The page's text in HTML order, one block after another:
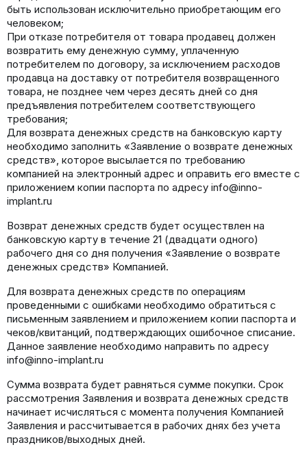
быть использован исключительно приобретающим его
человеком;
При отказе потребителя от товара продавец должен
возвратить ему денежную сумму, уплаченную
потребителем по договору, за исключением расходов
продавца на доставку от потребителя возвращенного
товара, не позднее чем через десять дней со дня
предъявления потребителем соответствующего
требования;
Для возврата денежных средств на банковскую карту
необходимо заполнить «Заявление о возврате денежных
средств», которое высылается по требованию
компанией на электронный адрес и оправить его вместе с
приложением копии паспорта по адресу info@inno-
implant.ru
Возврат денежных средств будет осуществлен на
банковскую карту в течение 21 (двадцати одного)
рабочего дня со дня получения «Заявление о возврате
денежных средств» Компанией.
Для возврата денежных средств по операциям
проведенными с ошибками необходимо обратиться с
письменным заявлением и приложением копии паспорта и
чеков/квитанций, подтверждающих ошибочное списание.
Данное заявление необходимо направить по адресу
info@inno-implant.ru
Сумма возврата будет равняться сумме покупки. Срок
рассмотрения Заявления и возврата денежных средств
начинает исчисляться с момента получения Компанией
Заявления и рассчитывается в рабочих днях без учета
праздников/выходных дней.